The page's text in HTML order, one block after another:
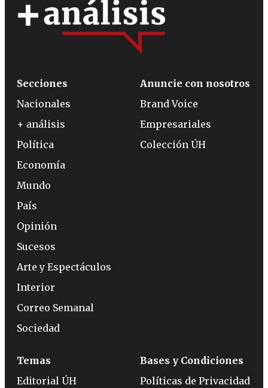
Secciones
Nacionales
+ análisis
Política
Economía
Mundo
País
Opinión
Sucesos
Arte y Espectáculos
Interior
Correo Semanal
Sociedad
Anuncie con nosotros
Brand Voice
Empresariales
Colección ÚH
Temas
Editorial ÚH
Bases y Condiciones
Políticas de Privacidad